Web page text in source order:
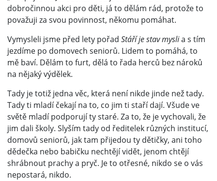
dobročinnou akci pro děti, já to dělám rád, protože to
považuji za svou povinnost, někomu pomáhat.
Vymysleli jsme před lety pořad Stáří je stav myslia s tím
jezdíme po domovech seniorů. Lidem to pomáhá, to
mě baví. Dělám to furt, dělá to řada herců bez nároků
na nějaký výdělek.
Tady je totiž jedna věc, která není nikde jinde než tady.
Tady ti mladí čekají na to, co jim ti staří dají. Všude ve
světě mladí podporují ty staré. Za to, že je vychovali, že
jim dali školy. Slyším tady od ředitelek různých institucí,
domovů seniorů, jak tam přijedou ty dětičky, ani toho
dědečka nebo babičku nechtějí vidět, jenom chtějí
shrábnout prachy a pryč. Je to otřesné, nikdo se o vás
nepostará, nikdo.